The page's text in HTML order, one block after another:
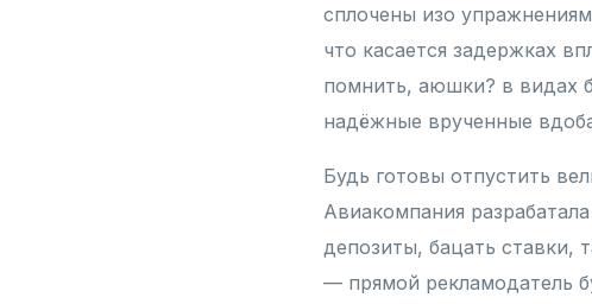
сплочены изо
что касается задержках
помнить, аюшки? в видах
надёжные врученные
Будь готовы отпустить
Авиакомпания
депозиты, бацать ставки,
— прямой рекламодатель